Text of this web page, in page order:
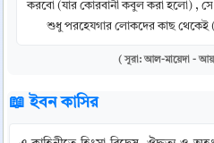
করবো (যার কোরবানী কবুল করা হলো) ,
শুধু পরহেযগার লোকদের কাছ থেকেই
( সূরা: আল-মায়েদা -
📖 ইবন কাসির